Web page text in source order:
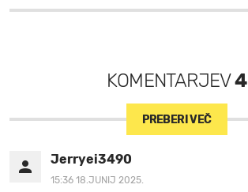
KOMENTARJEV4
PREBERI VEČ
Jerryei3490
15:36 18.JUNIJ 2025.